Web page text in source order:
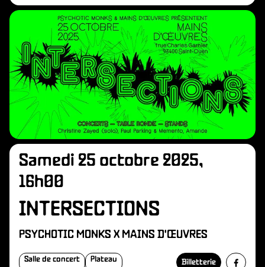
Samedi 25 octobre 2025,
16h00
INTERSECTIONS
PSYCHOTIC MONKS X MAINS D'ŒUVRES
Salle de concert Plateau Billetterie